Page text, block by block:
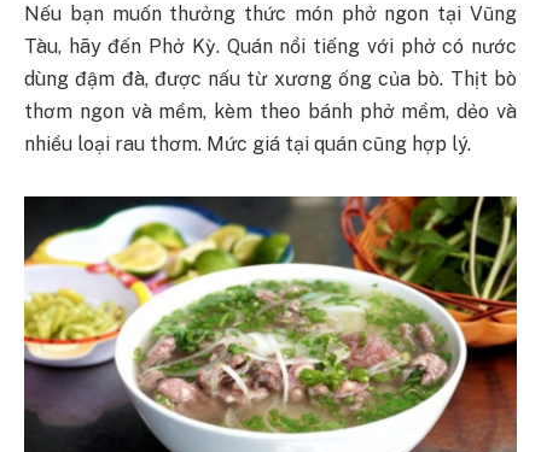
Nếu bạn muốn thưởng thức món phở ngon tại Vũng
Tàu, hãy đến Phở Kỳ. Quán nổi tiếng với phở có nước
dùng đậm đà, được nấu từ xương ống của bò. Thịt bò
thơm ngon và mềm, kèm theo bánh phở mềm, dẻo và
nhiều loại rau thơm. Mức giá tại quán cũng hợp lý.